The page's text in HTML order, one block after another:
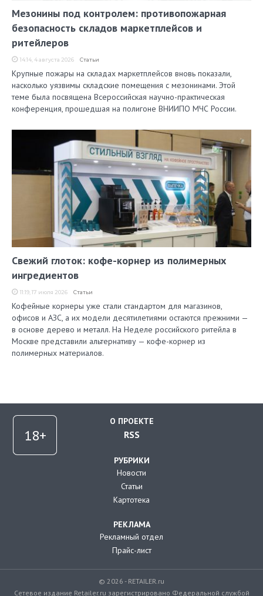
Мезонины под контролем: противопожарная
безопасность складов маркетплейсов и
ритейлеров
14:14, 4 августа 2026 Статьи
Крупные пожары на складах маркетплейсов вновь показали,
насколько уязвимы складские помещения с мезонинами. Этой
теме была посвящена Всероссийская научно-практическая
конференция, прошедшая на полигоне ВНИИПО МЧС России.
Свежий глоток: кофе-корнер из полимерных
ингредиентов
11:19, 17 июля 2026 Статьи
Кофейные корнеры уже стали стандартом для магазинов,
офисов и АЗС, а их модели десятилетиями остаются прежними —
в основе дерево и металл. На Неделе российского ритейла в
Москве представили альтернативу — кофе-корнер из
полимерных материалов.
О ПРОЕКТЕ
RSS
РУБРИКИ
Новости
Статьи
Картотека
РЕКЛАМА
Рекламный отдел
Прайс-лист
© 2026 - RETAILER.ru
Сетевое издание Retailer.ru зарегистрировано Федеральной службой